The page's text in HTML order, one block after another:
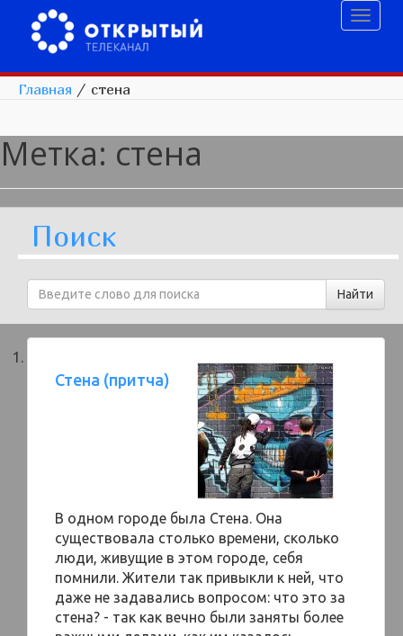
Главная / стена
Метка: стена
Поиск
Стена (притча)
В одном городе была Стена. Она
существовала столько времени, сколько
люди, живущие в этом городе, себя
помнили. Жители так привыкли к ней, что
даже не задавались вопросом: что это за
стена? - так как вечно были заняты более